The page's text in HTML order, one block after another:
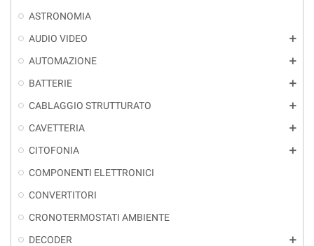
ASTRONOMIA
AUDIO VIDEO
add
AUTOMAZIONE add
BATTERIE add
CABLAGGIO STRUTTURATO add
CAVETTERIA add
CITOFONIA add
COMPONENTI ELETTRONICI
CONVERTITORI
CRONOTERMOSTATI AMBIENTE
DECODER
add